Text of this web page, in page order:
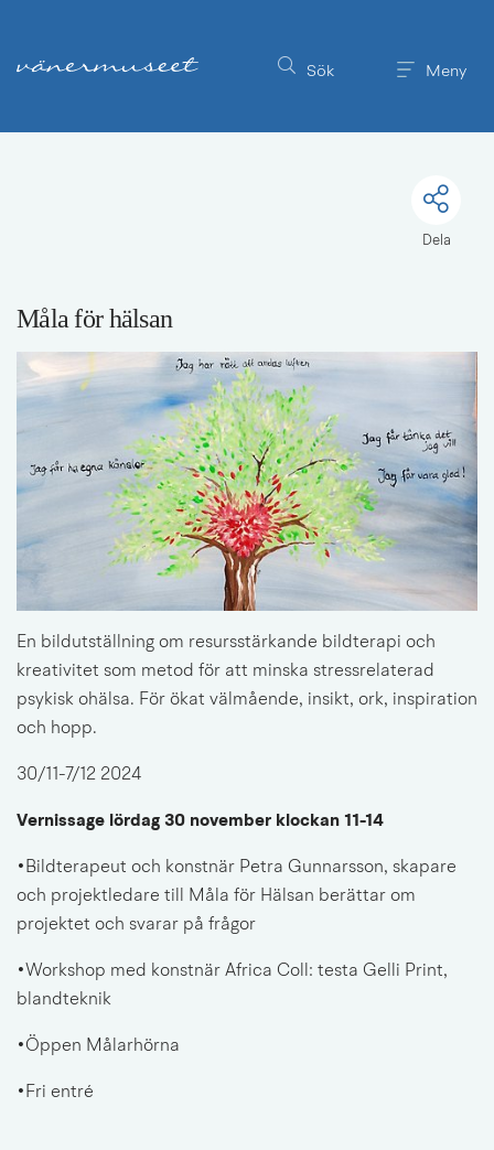
Sök Meny
Dela
Måla för hälsan
En bildutställning om resursstärkande bildterapi och
kreativitet som metod för att minska stressrelaterad
psykisk ohälsa. För ökat välmående, insikt, ork, inspiration
och hopp.
30/11-7/12 2024
Vernissage lördag 30 november klockan 11-14
•Bildterapeut och konstnär Petra Gunnarsson, skapare
och projektledare till Måla för Hälsan berättar om
projektet och svarar på frågor
•Workshop med konstnär Africa Coll: testa Gelli Print,
blandteknik
•Öppen Målarhörna
•Fri entré